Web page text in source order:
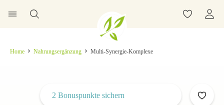
Home Nahrungsergänzung Multi-Synergie-Komplexe
2 Bonuspunkte sichern